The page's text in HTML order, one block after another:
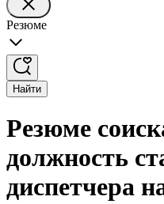
Резюме
Найти
Резюме
должность
диспетчера